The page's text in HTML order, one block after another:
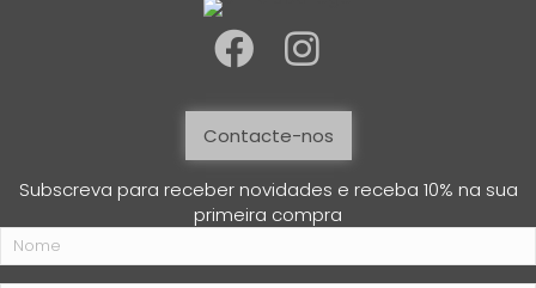
Contacte-nos
Subscreva para receber novidades e receba 10% na sua
primeira compra